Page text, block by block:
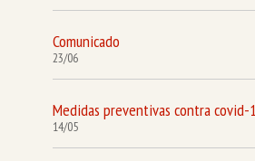
Comunicado
23/06
Medidas preventivas contra covid-
14/05